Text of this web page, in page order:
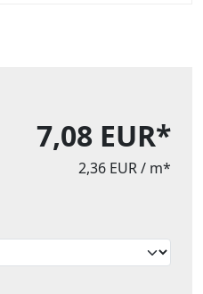
7,08 EUR*
2,36 EUR/ m*